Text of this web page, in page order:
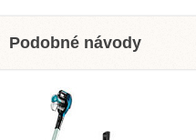
Podobné návody